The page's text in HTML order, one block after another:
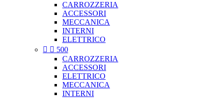
CARROZZERIA
ACCESSORI
MECCANICA
INTERNI
ELETTRICO
  500
CARROZZERIA
ACCESSORI
ELETTRICO
MECCANICA
INTERNI